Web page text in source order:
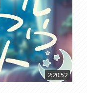
2:20:52